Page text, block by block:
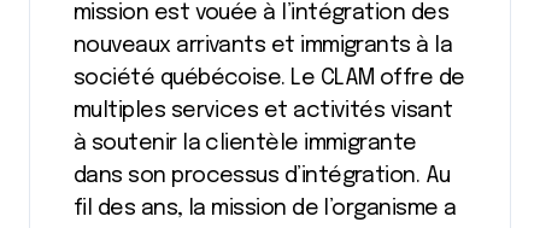
mission est vouée à l’intégration des
nouveaux arrivants et immigrants à la
société québécoise. Le CLAM offre de
multiples services et activités visant
à soutenir la clientèle immigrante
dans son processus d’intégration. Au
fil des ans, la mission de l’organisme a